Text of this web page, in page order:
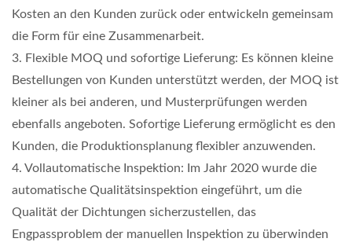
Kosten an den Kunden zurück oder entwickeln gemeinsam
die Form für eine Zusammenarbeit.
3. Flexible MOQ und sofortige Lieferung: Es können kleine
Bestellungen von Kunden unterstützt werden, der MOQ ist
kleiner als bei anderen, und Musterprüfungen werden
ebenfalls angeboten. Sofortige Lieferung ermöglicht es den
Kunden, die Produktionsplanung flexibler anzuwenden.
4. Vollautomatische Inspektion: Im Jahr 2020 wurde die
automatische Qualitätsinspektion eingeführt, um die
Qualität der Dichtungen sicherzustellen, das
Engpassproblem der manuellen Inspektion zu überwinden